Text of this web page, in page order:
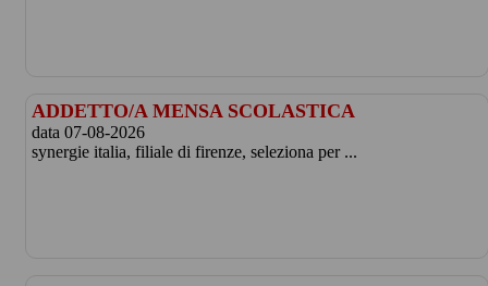
ADDETTO/A MENSA SCOLASTICA
data 07-08-2026
synergie italia, filiale di firenze, seleziona per ...